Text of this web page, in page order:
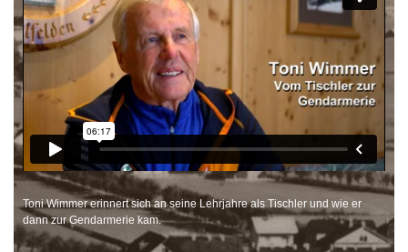
Toni Wimmer erinnert sich an seine Lehrjahre als Tischler und wie er
dann zur Gendarmerie kam.